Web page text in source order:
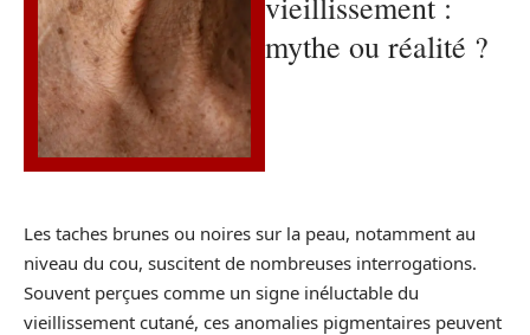
mythe ou réalité ?
Les taches brunes ou noires sur la peau, notamment au
niveau du cou, suscitent de nombreuses interrogations.
Souvent perçues comme un signe inéluctable du
vieillissement cutané, ces anomalies pigmentaires peuvent